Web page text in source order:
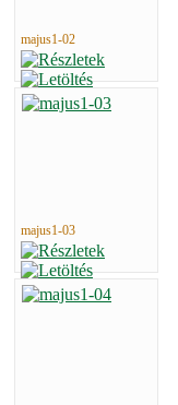
majus1-02
majus1-03